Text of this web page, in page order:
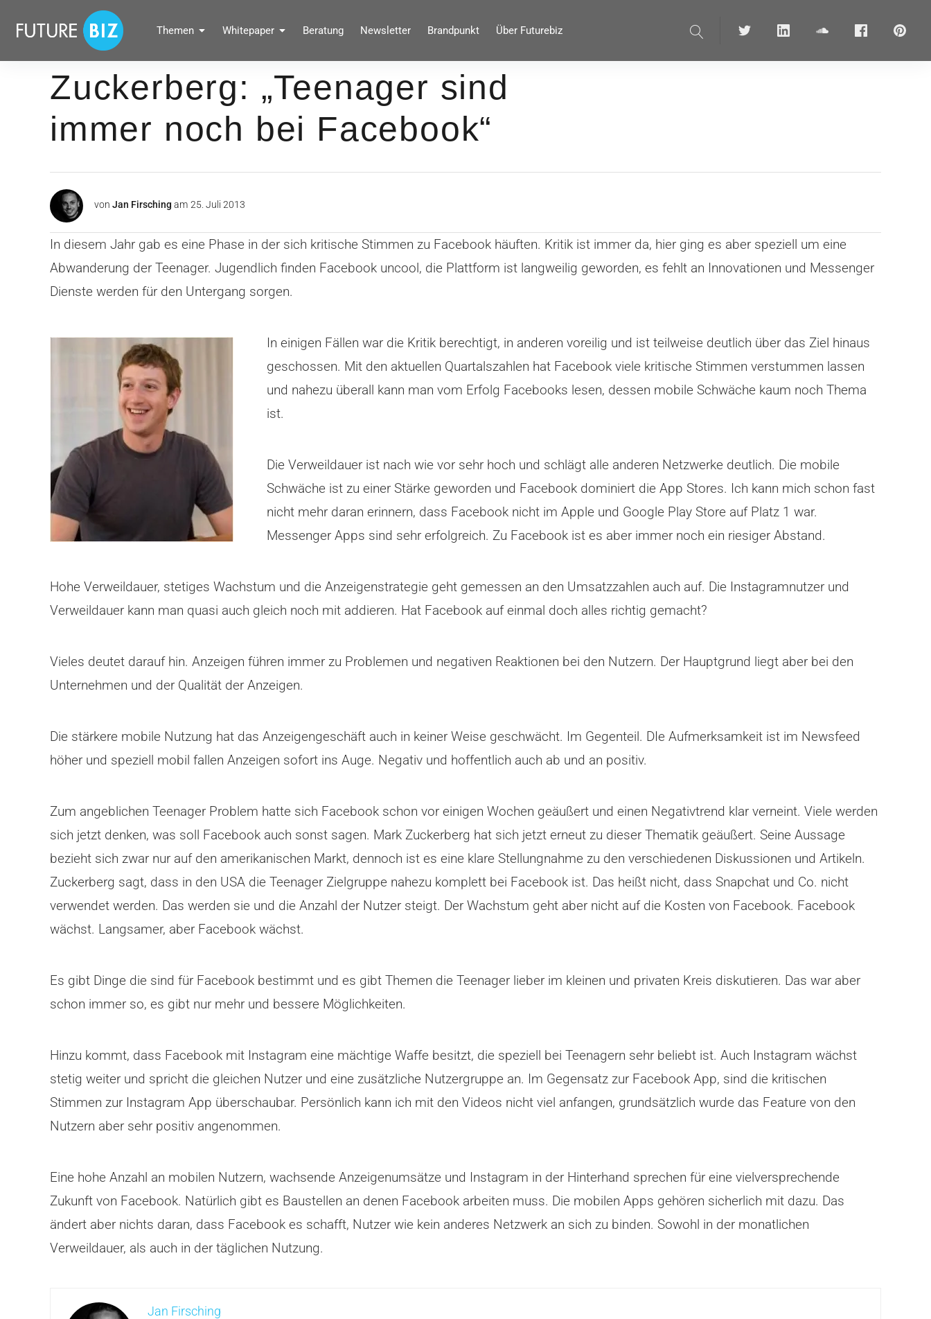
überspringen
FUTUREBIZ
Social Media Marketing Blog für Unternehmen by BRANDPUNKT
Themen Whitepaper Beratung Newsletter Brandpunkt Über Futurebiz
Suche Twitter linkedin soundcloudFacebook
Zuckerberg: „Teenager sind
immer noch bei Facebook“
von Jan Firsching am 25. Juli 2013
In diesem Jahr gab es eine Phase in der sich kritische Stimmen zu Facebook häuften. Kritik ist immer da, hier ging es aber speziell um eine
Abwanderung der Teenager. Jugendlich finden Facebook uncool, die Plattform ist langweilig geworden, es fehlt an Innovationen und Messenger
Dienste werden für den Untergang sorgen.
In einigen Fällen war die Kritik berechtigt, in anderen voreilig und ist teilweise deutlich über das Ziel hinaus
geschossen. Mit den aktuellen Quartalszahlen hat Facebook viele kritische Stimmen verstummen lassen
und nahezu überall kann man vom Erfolg Facebooks lesen, dessen mobile Schwäche kaum noch Thema
ist.
Die Verweildauer ist nach wie vor sehr hoch und schlägt alle anderen Netzwerke deutlich. Die mobile
Schwäche ist zu einer Stärke geworden und Facebook dominiert die App Stores. Ich kann mich schon fast
nicht mehr daran erinnern, dass Facebook nicht im Apple und Google Play Store auf Platz 1 war.
Messenger Apps sind sehr erfolgreich. Zu Facebook ist es aber immer noch ein riesiger Abstand.
Hohe Verweildauer, stetiges Wachstum und die Anzeigenstrategie geht gemessen an den Umsatzzahlen auch auf. Die Instagramnutzer und
Verweildauer kann man quasi auch gleich noch mit addieren. Hat Facebook auf einmal doch alles richtig gemacht?
Vieles deutet darauf hin. Anzeigen führen immer zu Problemen und negativen Reaktionen bei den Nutzern. Der Hauptgrund liegt aber bei den
Unternehmen und der Qualität der Anzeigen.
Die stärkere mobile Nutzung hat das Anzeigengeschäft auch in keiner Weise geschwächt. Im Gegenteil. DIe Aufmerksamkeit ist im Newsfeed
höher und speziell mobil fallen Anzeigen sofort ins Auge. Negativ und hoffentlich auch ab und an positiv.
Zum angeblichen Teenager Problem hatte sich Facebook schon vor einigen Wochen geäußert und einen Negativtrend klar verneint. Viele werden
sich jetzt denken, was soll Facebook auch sonst sagen. Mark Zuckerberg hat sich jetzt erneut zu dieser Thematik geäußert. Seine Aussage
bezieht sich zwar nur auf den amerikanischen Markt, dennoch ist es eine klare Stellungnahme zu den verschiedenen Diskussionen und Artikeln.
Zuckerberg sagt, dass in den USA die Teenager Zielgruppe nahezu komplett bei Facebook ist. Das heißt nicht, dass Snapchat und Co. nicht
verwendet werden. Das werden sie und die Anzahl der Nutzer steigt. Der Wachstum geht aber nicht auf die Kosten von Facebook. Facebook
wächst. Langsamer, aber Facebook wächst.
Es gibt Dinge die sind für Facebook bestimmt und es gibt Themen die Teenager lieber im kleinen und privaten Kreis diskutieren. Das war aber
schon immer so, es gibt nur mehr und bessere Möglichkeiten.
Hinzu kommt, dass Facebook mit Instagram eine mächtige Waffe besitzt, die speziell bei Teenagern sehr beliebt ist. Auch Instagram wächst
stetig weiter und spricht die gleichen Nutzer und eine zusätzliche Nutzergruppe an. Im Gegensatz zur Facebook App, sind die kritischen
Stimmen zur Instagram App überschaubar. Persönlich kann ich mit den Videos nicht viel anfangen, grundsätzlich wurde das Feature von den
Nutzern aber sehr positiv angenommen.
Eine hohe Anzahl an mobilen Nutzern, wachsende Anzeigenumsätze und Instagram in der Hinterhand sprechen für eine vielversprechende
Zukunft von Facebook. Natürlich gibt es Baustellen an denen Facebook arbeiten muss. Die mobilen Apps gehören sicherlich mit dazu. Das
ändert aber nichts daran, dass Facebook es schafft, Nutzer wie kein anderes Netzwerk an sich zu binden. Sowohl in der monatlichen
Verweildauer, als auch in der täglichen Nutzung.
Jan Firsching